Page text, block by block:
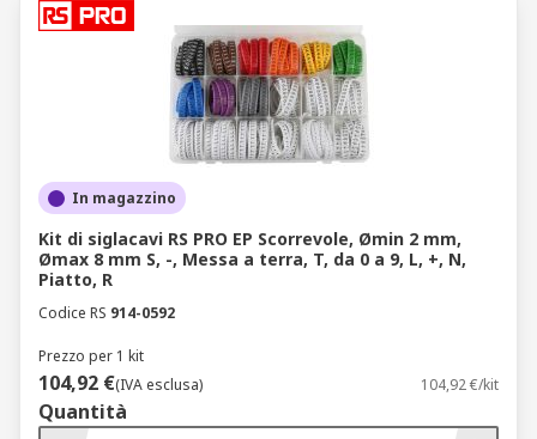
In magazzino
Kit di siglacavi RS PRO EP Scorrevole, Ømin 2 mm,
Ømax 8 mm S, -, Messa a terra, T, da 0 a 9, L, +, N,
Piatto, R
Codice RS 914-0592
Prezzo per 1 kit
104,92 €(IVA esclusa) 104,92 €/kit
Quantità